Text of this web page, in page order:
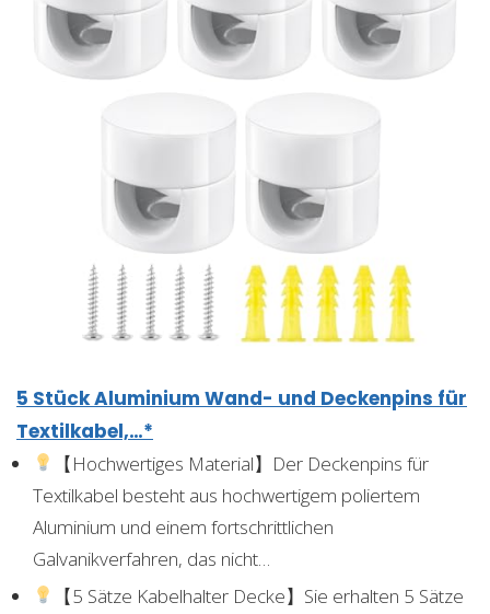
5 Stück Aluminium Wand- und Deckenpins für
Textilkabel,…*
【Hochwertiges Material】Der Deckenpins für
Textilkabel besteht aus hochwertigem poliertem
Aluminium und einem fortschrittlichen
Galvanikverfahren, das nicht…
【5 Sätze Kabelhalter Decke】Sie erhalten 5 Sätze